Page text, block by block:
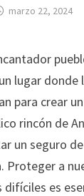
marzo 22, 2024
lugar
para crear
rincón de
un seguro
Proteger a
es